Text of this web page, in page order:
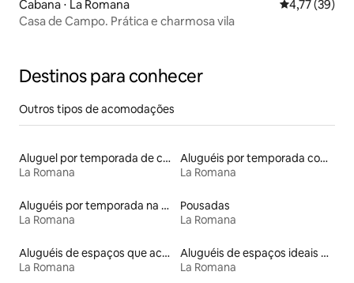
Cabana ⋅ La Romana 4,77 de uma
4,77 (39)
Casa de Campo. Prática e charmosa vila
Destinos para conhecer
Outros tipos de acomodações
Aluguel por temporada de casas de hóspedes
La Romana
Aluguéis por temporada com café da manhã
La Romana
Aluguéis por temporada na orla
La Romana
Pousadas
La Romana
Aluguéis de espaços que aceitam animais de estimação
La Romana
Aluguéis de espaços ideais para famílias
La Romana